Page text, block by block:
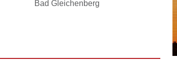
Bad Gleichenberg